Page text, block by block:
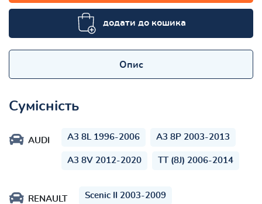
додати до кошика
Опис
Сумісність
AUDI A3 8L 1996-2006 A3 8P 2003-2013
A3 8V 2012-2020 TT (8J) 2006-2014
RENAULT Scenic II 2003-2009